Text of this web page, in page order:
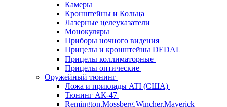
Камеры
Кронштейны и Кольца
Лазерные целеуказатели
Монокуляры
Приборы ночного видения
Прицелы и кронштейны DEDAL
Прицелы коллиматорные
Прицелы оптические
Оружейный тюнинг
Ложа и приклады ATI (США)
Тюнинг АК-47
Remington,Mossberg,Wincher,Maverick